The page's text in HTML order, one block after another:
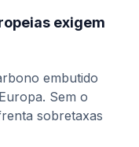
exigem
embutido
Sem o
sobretaxas